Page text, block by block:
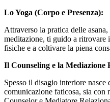
Lo Yoga (Corpo e Presenza):
Attraverso la pratica delle
meditazione, ti guido a ritrovare
fisiche e a coltivare la piena
Il Counseling e la Mediazione
Spesso il disagio interiore
comunicazione faticosa, sia con